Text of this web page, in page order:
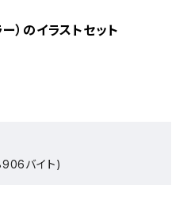
）のイラストセット
バイト)